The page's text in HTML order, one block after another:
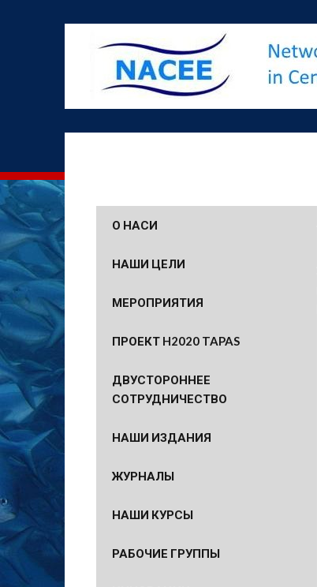
О НАСИ
НАШИ ЦЕЛИ
МЕРОПРИЯТИЯ
ПРОЕКТ H2020 TAPAS
ДВУСТОРОННЕЕ
СОТРУДНИЧЕСТВО
НАШИ ИЗДАНИЯ
ЖУРНАЛЫ
НАШИ КУРСЫ
РАБОЧИЕ ГРУППЫ